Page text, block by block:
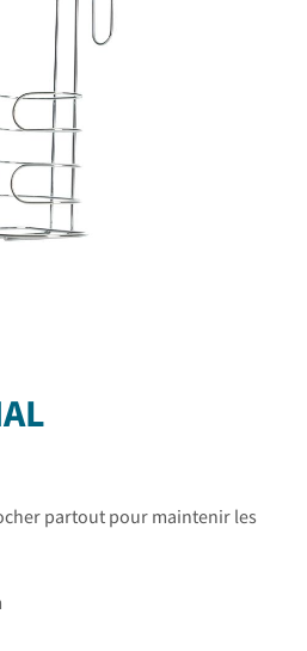
partout pour maintenir les